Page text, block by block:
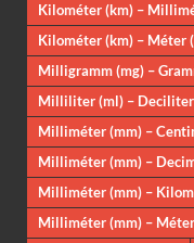
Kilométer (km) –
Kilométer (km) – Méter
Milligramm (mg) –
Milliliter (ml) –
Milliméter (mm) –
Milliméter (mm) –
Milliméter (mm) –
Milliméter (mm) –